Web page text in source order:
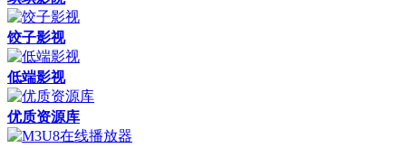
饺子影视
低端影视
优质资源库